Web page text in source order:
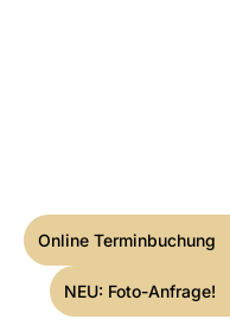
Online Terminbuchung
NEU: Foto-Anfrage!